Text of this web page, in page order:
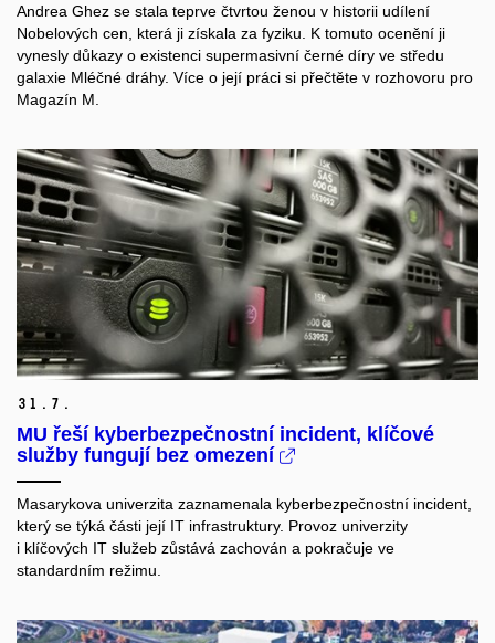
Andrea Ghez se stala teprve čtvrtou ženou v historii udílení
Nobelových cen, která ji získala za fyziku. K tomuto ocenění ji
vynesly důkazy o existenci supermasivní černé díry ve středu
galaxie Mléčné dráhy. Více o její práci si přečtěte v rozhovoru pro
Magazín M.
31. 7.
MU řeší kyberbezpečnostní incident, klíčové
služby fungují bez omezení
Masarykova univerzita zaznamenala kyberbezpečnostní incident,
který se týká části její IT infrastruktury. Provoz univerzity
i klíčových IT služeb zůstává zachován a pokračuje ve
standardním režimu.